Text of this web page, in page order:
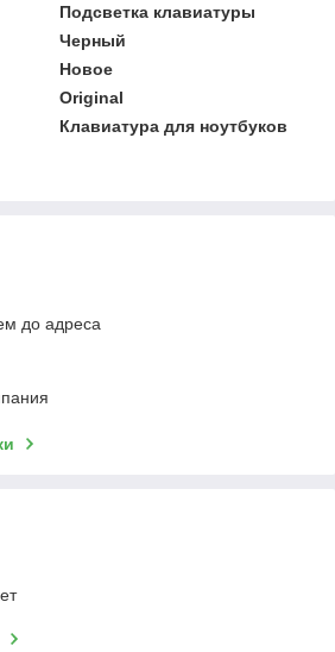
Подсветка клавиатуры
Черный
Новое
Original
Клавиатура для ноутбуков
до адреса